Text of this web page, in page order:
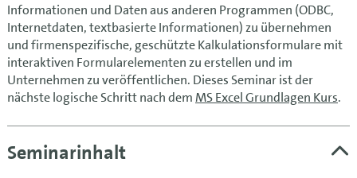
Informationen und Daten aus anderen Programmen (ODBC,
Internetdaten, textbasierte Informationen) zu übernehmen
und firmenspezifische, geschützte Kalkulationsformulare mit
interaktiven Formularelementen zu erstellen und im
Unternehmen zu veröffentlichen. Dieses Seminar ist der
nächste logische Schritt nach demMS Excel Grundlagen Kurs.
Seminarinhalt